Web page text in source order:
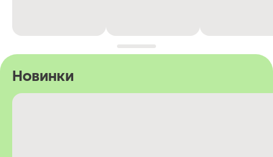
Новинки